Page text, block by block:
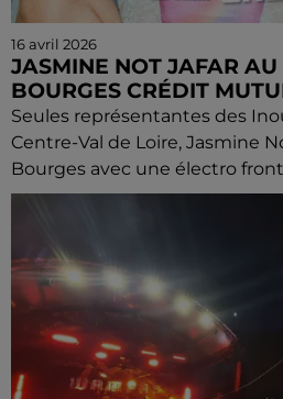
16 avril 2026
JASMINE NOT JAFAR
BOURGES CRÉDIT
Seules représentantes des
Centre-Val de Loire, Jasmine
Bourges avec une électro